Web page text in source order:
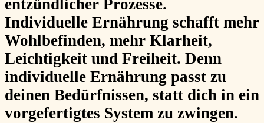
entzündlicher Prozesse.
Individuelle Ernährung schafft mehr
Wohlbefinden, mehr Klarheit,
Leichtigkeit und Freiheit. Denn
individuelle Ernährung passt zu
deinen Bedürfnissen, statt dich in ein
vorgefertigtes System zu zwingen.